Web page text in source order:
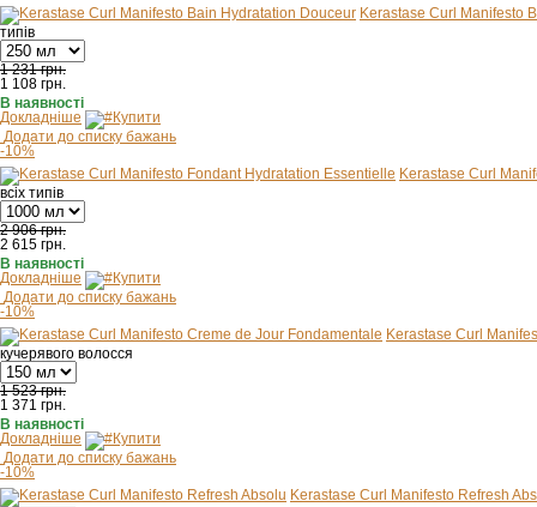
Kerastase Curl Manifesto
типів
1 231 грн.
1 108 грн.
В наявності
Докладніше
Купити
Додати до списку бажань
-10%
Kerastase Curl
всіх типів
2 906 грн.
2 615 грн.
В наявності
Докладніше
Купити
Додати до списку бажань
-10%
Kerastase Curl
кучерявого волосся
1 523 грн.
1 371 грн.
В наявності
Докладніше
Купити
Додати до списку бажань
-10%
Kerastase Curl Manifesto Refresh